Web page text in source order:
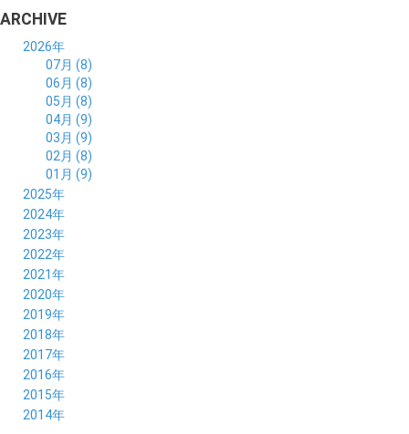
ARCHIVE
2026年
07月 (8)
06月 (8)
05月 (8)
04月 (9)
03月 (9)
02月 (8)
01月 (9)
2025年
12月 (10)
11月 (8)
10月 (8)
09月 (8)
08月 (9)
07月 (7)
06月 (9)
05月 (8)
04月 (8)
03月 (9)
02月 (8)
01月 (8)
2024年
12月 (8)
11月 (9)
10月 (8)
09月 (9)
08月 (7)
07月 (8)
06月 (8)
05月 (8)
04月 (8)
03月 (8)
02月 (9)
2023年
12月 (8)
11月 (8)
10月 (8)
09月 (8)
08月 (9)
07月 (9)
06月 (8)
05月 (9)
04月 (9)
03月 (8)
2022年
12月 (9)
11月 (5)
10月 (4)
09月 (5)
08月 (4)
07月 (4)
06月 (5)
05月 (5)
04月 (2)
2021年
12月 (6)
11月 (4)
10月 (3)
09月 (7)
08月 (5)
07月 (4)
06月 (6)
05月 (6)
2020年
12月 (3)
11月 (6)
10月 (7)
09月 (7)
08月 (5)
07月 (5)
06月 (7)
2019年
12月 (9)
11月 (5)
10月 (7)
09月 (11)
08月 (6)
07月 (5)
2018年
12月 (6)
11月 (7)
10月 (6)
09月 (8)
08月 (4)
2017年
12月 (6)
11月 (4)
10月 (5)
2016年
12月 (7)
11月 (4)
2015年
12月 (6)
2014年